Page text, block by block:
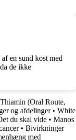
en sund kost med
de ikke
Thiamin (Oral Route,
og afdelinger• White
du skal vide • Manos
• Bivirkninger
med